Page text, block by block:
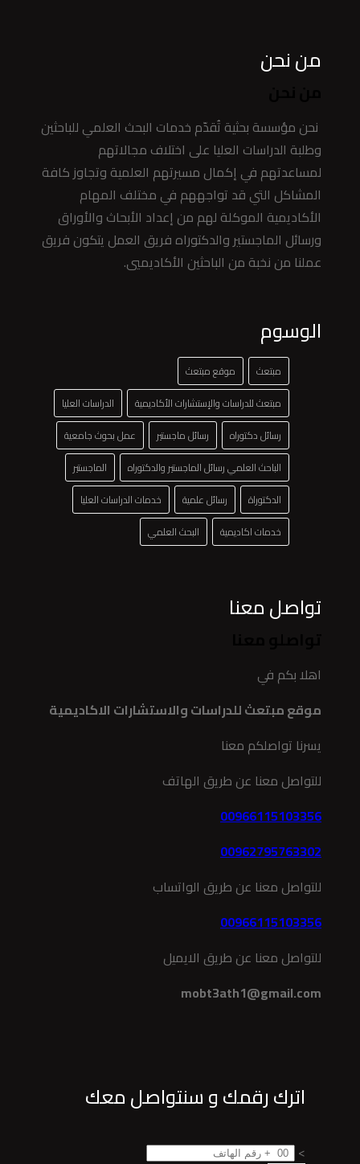
من نحن
نحن مؤسسة بحثية تُقدّم خدمات البحث العلمي للباحثين
وطلبة الدراسات العليا على اختلاف مجالاتهم
لمساعدتهم في إكمال مسيرتهم العلمية وتجاوز كافة
المشاكل التي قد تواجههم في مختلف المهام
الأكاديمية الموكلة لهم من إعداد الأبحاث والأوراق
ورسائل الماجستير والدكتوراه فريق العمل يتكون فريق
عملنا من نخبة من الباحثين الأكاديميي.
الوسوم
مبتعث
موقع مبتعث
مبتعث للدراسات والإستشارات الأكاديمية
الدراسات العليا
رسائل دكتوراه
رسائل ماجستير
عمل بحوث جامعية
الباحث العلمي رسائل الماجستير والدكتوراه
الماجستير
الدكتوراة
رسائل علمية
خدمات الدراسات العليا
خدمات اكاديمية
البحث العلمي
تواصل معنا
اهلا بكم في
موقع مبتعث للدراسات والاستشارات الاكاديمية
يسرنا تواصلكم معنا
للتواصل معنا عن طريق الهاتف
00966115103356
00962795763302
للتواصل معنا عن طريق الواتساب
00966115103356
للتواصل معنا عن طريق الايميل
mobt3ath1@gmail.com
اترك رقمك و سنتواصل معك
>